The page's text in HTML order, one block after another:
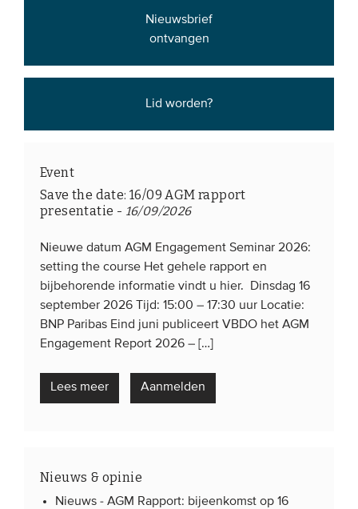
Nieuwsbrief
ontvangen
Lid worden?
Event
Save the date: 16/09 AGM rapport
presentatie - 16/09/2026
Nieuwe datum AGM Engagement Seminar 2026:
setting the course Het gehele rapport en
bijbehorende informatie vindt u hier. Dinsdag 16
september 2026 Tijd: 15:00 – 17:30 uur Locatie:
BNP Paribas Eind juni publiceert VBDO het AGM
Engagement Report 2026 – […]
Lees meer Aanmelden
Nieuws & opinie
Nieuws -AGM Rapport: bijeenkomst op 16